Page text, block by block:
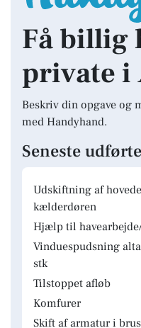
Få billig
private
Beskriv din opgave og
med Handyhand.
Seneste
Udskiftning af
kælderdøren
Hjælp til
Vinduespudsning
stk
Tilstoppet afløb
Komfurer
Skift af armatur i